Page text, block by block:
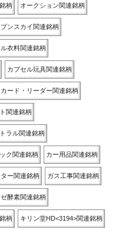
柄 オークション関連銘柄
ンスカイ関連銘柄
衣料関連銘柄
カプセル玩具関連銘柄
カード・リーダー関連銘柄
関連銘柄
ラル関連銘柄
ク関連銘柄 カー用品関連銘柄
ー関連銘柄 ガス工事関連銘柄
酵素関連銘柄
柄 キリン堂HD<3194>関連銘柄